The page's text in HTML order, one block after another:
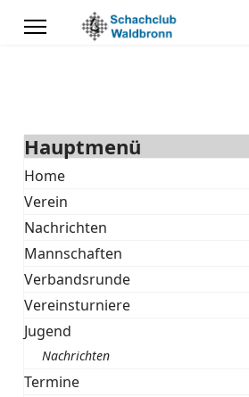
Hauptmenü
Home
Verein
Nachrichten
Mannschaften
Verbandsrunde
Vereinsturniere
Jugend
Nachrichten
Termine